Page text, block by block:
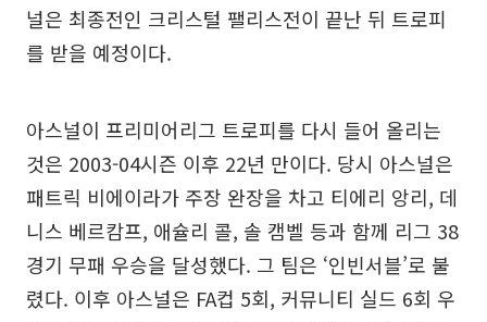
널은 최종전인 크리스털 팰리스전이 끝난 뒤 트로피
를 받을 예정이다.
아스널이 프리미어리그 트로피를 다시 들어 올리는
것은 2003-04시즌 이후 22년 만이다. 당시 아스널은
패트릭 비에이라가 주장 완장을 차고 티에리 앙리, 데
니스 베르캄프, 애슐리 콜, 솔 캠벨 등과 함께 리그 38
경기 무패 우승을 달성했다. 그 팀은 ‘인빈서블’로 불
렸다. 이후 아스널은 FA컵 5회, 커뮤니티 실드 6회 우